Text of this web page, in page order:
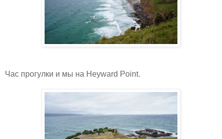
Час прогулки и мы на Heyward Point.